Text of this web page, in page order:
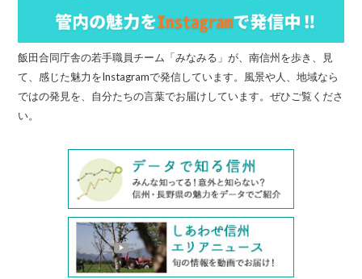
飯田合同庁舎の若手職員チーム「みなみる」が、南信州を歩き、見
て、感じた魅力をInstagramで発信しています。風景や人、地域なら
ではの発見を、自分たちの言葉でお届けしています。ぜひご覧くださ
い。